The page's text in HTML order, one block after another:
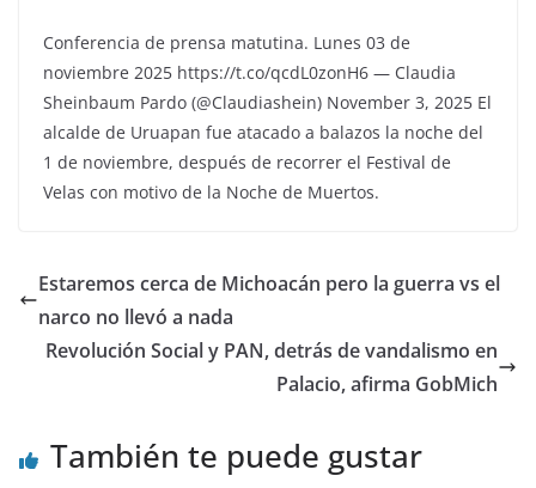
Conferencia de prensa matutina. Lunes 03 de
noviembre 2025 https://t.co/qcdL0zonH6 — Claudia
Sheinbaum Pardo (@Claudiashein) November 3, 2025 El
alcalde de Uruapan fue atacado a balazos la noche del
1 de noviembre, después de recorrer el Festival de
Velas con motivo de la Noche de Muertos.
Estaremos cerca de Michoacán pero la guerra vs el
narco no llevó a nada
Revolución Social y PAN, detrás de vandalismo en
Palacio, afirma GobMich
También te puede gustar